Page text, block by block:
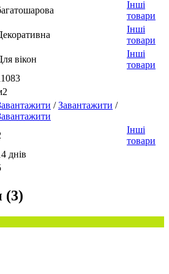
Інші
товари
Інші
товари
вікон
Інші
товари
/Завантажити /
Інші
товари
днів
(3)